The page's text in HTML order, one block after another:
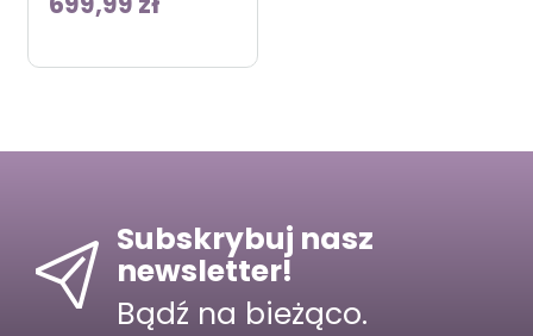
Subskrybuj nasz
newsletter!
Bądź na bieżąco.